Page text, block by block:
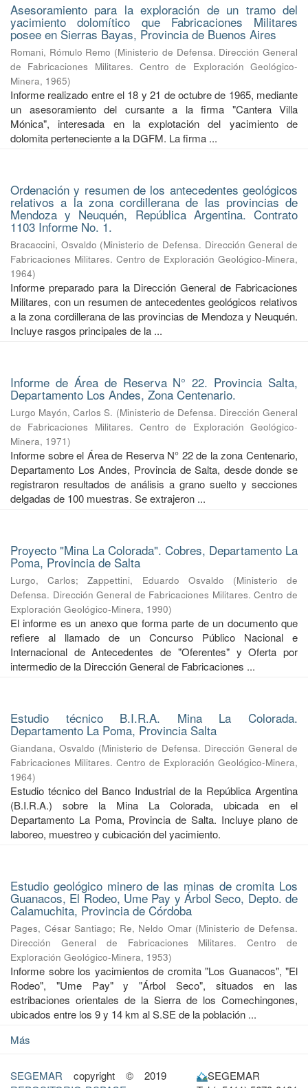
Asesoramiento para la exploración de un tramo del
yacimiento dolomítico que Fabricaciones Militares
posee en Sierras Bayas, Provincia de Buenos Aires
Romani, Rómulo Remo (Ministerio de Defensa. Dirección General
de Fabricaciones Militares. Centro de Exploración Geológico-
Minera, 1965)
Informe realizado entre el 18 y 21 de octubre de 1965, mediante
un asesoramiento del cursante a la firma "Cantera Villa
Mónica", interesada en la explotación del yacimiento de
dolomita perteneciente a la DGFM. La firma ...
Ordenación y resumen de los antecedentes geológicos
relativos a la zona cordillerana de las provincias de
Mendoza y Neuquén, República Argentina. Contrato
1103 Informe No. 1.
Bracaccini, Osvaldo (Ministerio de Defensa. Dirección General de
Fabricaciones Militares. Centro de Exploración Geológico-Minera,
1964)
Informe preparado para la Dirección General de Fabricaciones
Militares, con un resumen de antecedentes geológicos relativos
a la zona cordillerana de las provincias de Mendoza y Neuquén.
Incluye rasgos principales de la ...
Informe de Área de Reserva N° 22. Provincia Salta,
Departamento Los Andes, Zona Centenario.
Lurgo Mayón, Carlos S. (Ministerio de Defensa. Dirección General
de Fabricaciones Militares. Centro de Exploración Geológico-
Minera, 1971)
Informe sobre el Área de Reserva N° 22 de la zona Centenario,
Departamento Los Andes, Provincia de Salta, desde donde se
registraron resultados de análisis a grano suelto y secciones
delgadas de 100 muestras. Se extrajeron ...
Proyecto "Mina La Colorada". Cobres, Departamento La
Poma, Provincia de Salta
Lurgo, Carlos;Zappettini, Eduardo Osvaldo (Ministerio de
Defensa. Dirección General de Fabricaciones Militares. Centro de
Exploración Geológico-Minera, 1990)
El informe es un anexo que forma parte de un documento que
refiere al llamado de un Concurso Público Nacional e
Internacional de Antecedentes de "Oferentes" y Oferta por
intermedio de la Dirección General de Fabricaciones ...
Estudio técnico B.I.R.A. Mina La Colorada.
Departamento La Poma, Provincia Salta
Giandana, Osvaldo (Ministerio de Defensa. Dirección General de
Fabricaciones Militares. Centro de Exploración Geológico-Minera,
1964)
Estudio técnico del Banco Industrial de la República Argentina
(B.I.R.A.) sobre la Mina La Colorada, ubicada en el
Departamento La Poma, Provincia de Salta. Incluye plano de
laboreo, muestreo y cubicación del yacimiento.
Estudio geológico minero de las minas de cromita Los
Guanacos, El Rodeo, Ume Pay y Árbol Seco, Depto. de
Calamuchita, Provincia de Córdoba
Pages, César Santiago; Re, Neldo Omar (Ministerio de Defensa.
Dirección General de Fabricaciones Militares. Centro de
Exploración Geológico-Minera, 1953)
Informe sobre los yacimientos de cromita "Los Guanacos", "El
Rodeo", "Ume Pay" y "Árbol Seco", situados en las
estribaciones orientales de la Sierra de los Comechingones,
ubicados entre los 9 y 14 km al S.SE de la población ...
Más
SEGEMAR copyright © 2019
SEGEMAR